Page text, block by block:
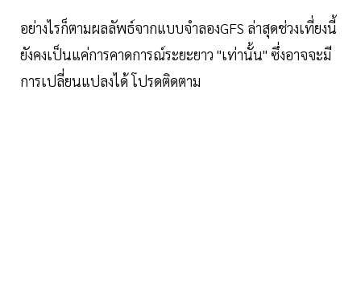
อย่างไรก็ตามผลลัพธ์จากแบบจำลองGFS ล่าสุดช่วงเที่ยงนี้
ยังคงเป็นแค่การคาดการณ์ระยะยาว "เท่านั้น" ซึ่งอาจจะมี
การเปลี่ยนแปลงได้ โปรดติดตาม